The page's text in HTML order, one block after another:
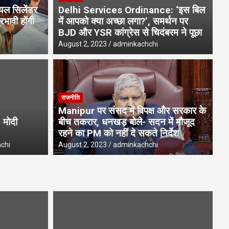
भयंकर लैंडस्लाइड, कमरे की दीवार
सिलेंडर
होंगी
Delhi Services Ordinance: ‘इस बिल
में आपको क्या अच्छा लगा?’, समर्थन पर
BJD और YSR कांग्रेस से चिदंबरम ने पूछा
August 2, 2023 adminkachchi
राजनीति
Manipur पर संसद में विपक्ष और सरकार के
बीच तकरार, धनखड़ बोले- सदन में मौजूद
रहने का PM को नहीं दे सकते निर्देश
August 2, 2023 adminkachchi